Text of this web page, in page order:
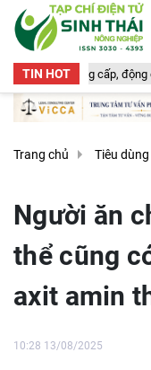
TIN HOT
cấp, động cơ hybrid trở
Trang chủ Tiêu
Người ăn
thể cũng
axit amin
10:28 13/08/2025